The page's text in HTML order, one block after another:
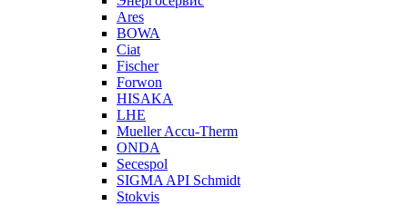
Ares
BOWA
Ciat
Fischer
Forwon
HISAKA
LHE
Mueller Accu-Therm
ONDA
Secespol
SIGMA API Schmidt
Stokvis